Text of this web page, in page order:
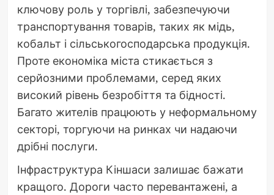
ключову роль у торгівлі, забезпечуючи
транспортування товарів, таких як мідь,
кобальт і сільськогосподарська продукція.
Проте економіка міста стикається з
серйозними проблемами, серед яких
високий рівень безробіття та бідності.
Багато жителів працюють у неформальному
секторі, торгуючи на ринках чи надаючи
дрібні послуги.
Інфраструктура Кіншаси залишає бажати
кращого. Дороги часто перевантажені, а